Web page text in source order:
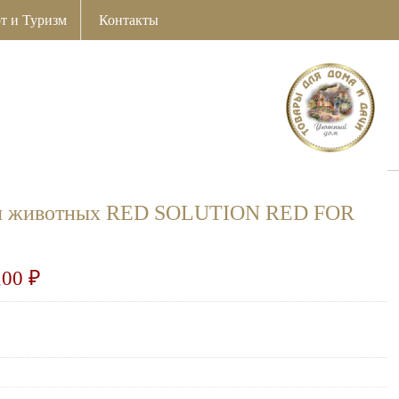
и Туризм Контакты
животных RED SOLUTION RED FOR
₽